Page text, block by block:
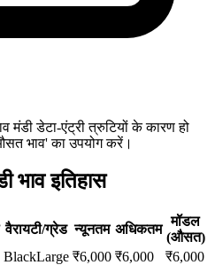
मंडी डेटा-एंट्री त्रुटियों के कारण हो
भाव' का उपयोग करें।
भाव इतिहास
वैरायटी/ग्रेड न्यूनतम अधिकतम
मॉडल
(औसत)
BlackLarge ₹6,000 ₹6,000 ₹6,000